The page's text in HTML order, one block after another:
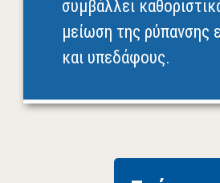
συμβάλλει
μείωση της ρύπανσης
και υπεδάφους.